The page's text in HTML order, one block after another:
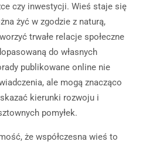
czy inwestycji. Wieś staje się
żyć w zgodzie z naturą,
trwałe relacje społeczne
do własnych
publikowane online nie
ale mogą znacząco
kierunki rozwoju i
pomyłek.
że współczesna wieś to